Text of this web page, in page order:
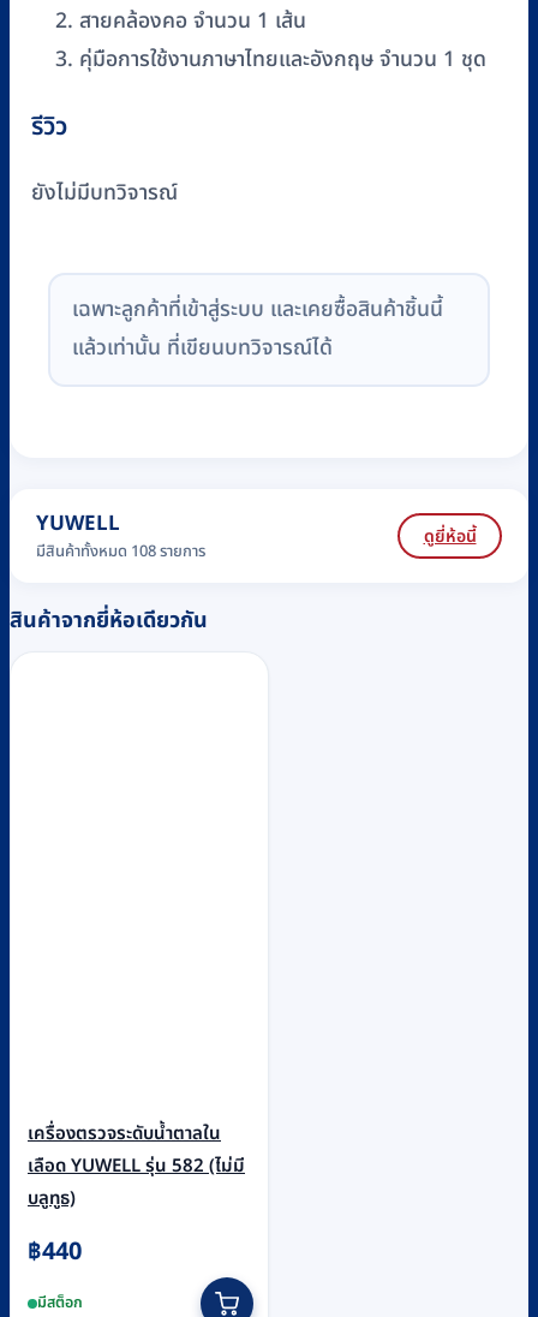
สายคล้องคอ จำนวน 1 เส้น
คุ่มือการใช้งานภาษาไทยและอังกฤษ จำนวน 1 ชุด
รีวิว
ยังไม่มีบทวิจารณ์
เฉพาะลูกค้าที่เข้าสู่ระบบ และเคยซื้อสินค้าชิ้นนี้
แล้วเท่านั้น ที่เขียนบทวิจารณ์ได้
YUWELL
มีสินค้าทั้งหมด 108 รายการ
ดูยี่ห้อนี้
สินค้าจากยี่ห้อเดียวกัน
เครื่องตรวจระดับน้ำตาลใน
เลือด YUWELL รุ่น 582 (ไม่มี
บลูทูธ)
฿440
มีสต็อก